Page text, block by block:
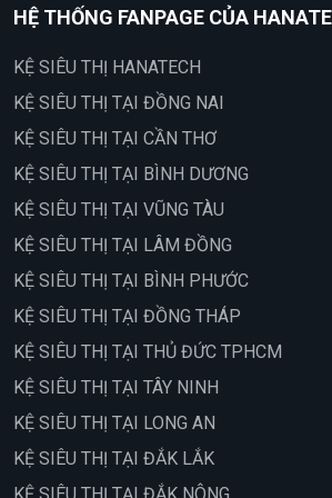
HỆ THỐNG FANPAGE CỦA
KỆ SIÊU THỊ HANATECH
KỆ SIÊU THỊ TẠI ĐỒNG NAI
KỆ SIÊU THỊ TẠI CẦN THƠ
KỆ SIÊU THỊ TẠI BÌNH DƯƠNG
KỆ SIÊU THỊ TẠI VŨNG TÀU
KỆ SIÊU THỊ TẠI LÂM ĐỒNG
KỆ SIÊU THỊ TẠI BÌNH PHƯỚC
KỆ SIÊU THỊ TẠI ĐỒNG THÁP
KỆ SIÊU THỊ TẠI THỦ ĐỨC TPHCM
KỆ SIÊU THỊ TẠI TÂY NINH
KỆ SIÊU THỊ TẠI LONG AN
KỆ SIÊU THỊ TẠI ĐẮK LẮK